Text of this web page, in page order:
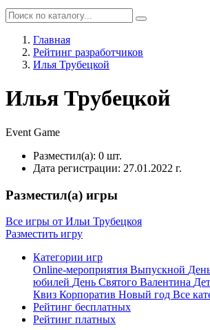
Главная
Рейтинг разработчиков
Илья Трубецкой
Илья Трубецкой
Event Game
Разместил(а): 0 шт.
Дата регистрации: 27.01.2022 г.
Разместил(а) игры
Все игры от Ильи Трубецкоя
Разместить игру
Категории игр
Online-мероприятия Выпускной
юбилей День Святого Валентина
Квиз Корпоратив Новый год Все
Рейтинг бесплатных
Рейтинг платных